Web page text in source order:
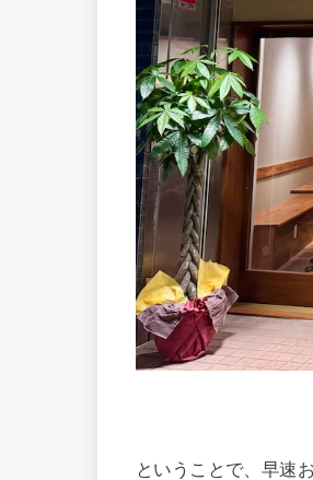
ということで、早速